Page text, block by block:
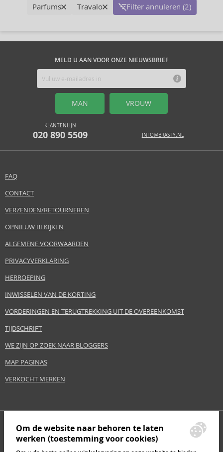
Parfums Travalo Filter annuleren (2)
MELD U AAN VOOR ONZE NIEUWSBRIEF
MAN VROUW
KLANTENLIJN
020 890 5509 INFO@BRASTY.NL
FAQ
CONTACT
VERZENDEN/RETOURNEREN
OPNIEUW BEKIJKEN
ALGEMENE VOORWAARDEN
PRIVACYVERKLARING
HERROEPING
INWISSELEN VAN DE KORTING
VORDERINGEN EN TERUGTREKKING UIT DE OVEREENKOMST
TIJDSCHRIFT
WE ZIJN OP ZOEK NAAR BLOGGERS
MAP PAGINAS
VERKOCHT MERKEN
Om de website naar behoren te laten
werken (toestemming voor cookies)